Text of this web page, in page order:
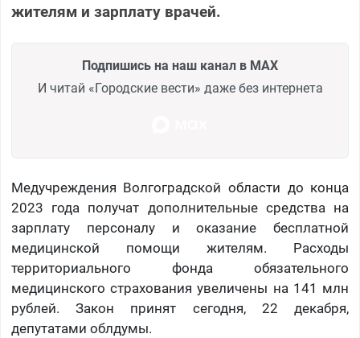
жителям и зарплату врачей.
Подпишись на наш канал в MAX
И читай «Городские вести» даже без интернета
Медучреждения Волгоградской области до конца
2023 года получат дополнительные средства на
зарплату персоналу и оказание бесплатной
медицинской помощи жителям. Расходы
территориального фонда обязательного
медицинского страхования увеличены на 141 млн
рублей. Закон принят сегодня, 22 декабря,
депутатами облдумы.